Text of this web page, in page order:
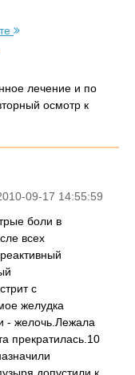
лечение и по
осмотр к
09-17 14:55:59
боли в
всех
с
желудка
- желочь.Лежала
прекратилась.10